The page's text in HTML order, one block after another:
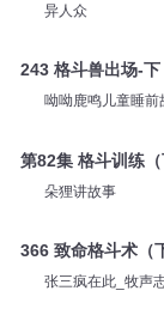
异人众
243 格斗兽出场-下
呦呦鹿鸣儿童睡前
第82集 格斗训练（
朵狸讲故事
366 致命格斗术（
张三疯在此_牧声